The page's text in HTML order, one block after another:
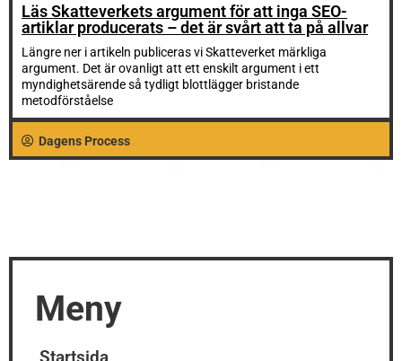
Läs Skatteverkets argument för att inga SEO-
artiklar producerats – det är svårt att ta på allvar
Längre ner i artikeln publiceras vi Skatteverket märkliga
argument. Det är ovanligt att ett enskilt argument i ett
myndighetsärende så tydligt blottlägger bristande
metodförståelse
Dagens Process
Meny